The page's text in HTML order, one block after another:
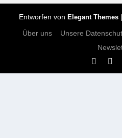
Entworfen von Elegant Themes|
Über uns Unsere